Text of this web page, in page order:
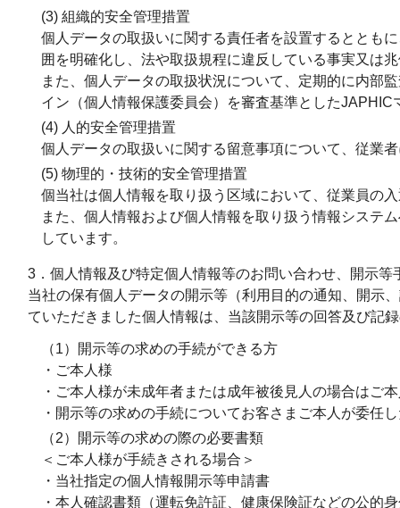
(3) 組織的安全管理措置
個人データの取扱いに関する責任者を設置するととも
囲を明確化し、法や取扱規程に違反している事実又は
また、個人データの取扱状況について、定期的に内部
イン（個人情報保護委員会）を審査基準とした
(4) 人的安全管理措置
個人データの取扱いに関する留意事項について、従業
(5) 物理的・技術的安全管理措置
個当社は個人情報を取り扱う区域において、従業員の
また、個人情報および個人情報を取り扱う情報システ
しています。
3．個人情報及び特定個人情報等のお問い合わせ、開示等
当社の保有個人データの開示等（利用目的の通知、開示
ていただきました個人情報は、当該開示等の回答及び記
（1）開示等の求めの手続ができる方
・ご本人様
・ご本人様が未成年者または成年被後見人の場合はご
・開示等の求めの手続についてお客さまご本人が委任
（2）開示等の求めの際の必要書類
＜ご本人様が手続きされる場合＞
・当社指定の個人情報開示等申請書
・本人確認書類（運転免許証、健康保険証などの公的